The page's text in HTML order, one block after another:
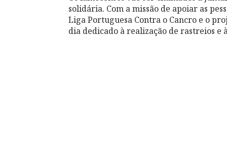
solidária. Com a missão de apoiar as
Liga Portuguesa Contra o Cancro e o
dia dedicado à realização de rastreios e